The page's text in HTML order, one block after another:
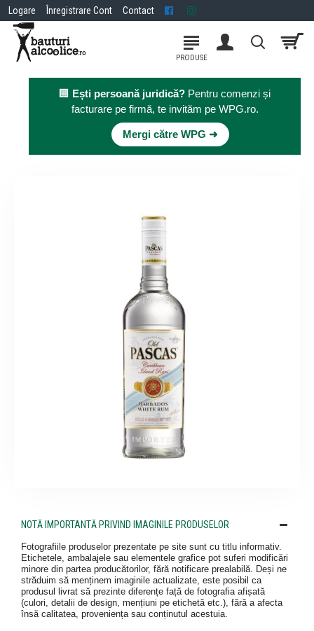
Logare Înregistrare Cont Contact
🏢 Ești persoană juridică? Pentru comenzi și
facturare pe firmă, te invităm pe WPG.ro.
Mergi către WPG ➜
NOTĂ IMPORTANTĂ PRIVIND IMAGINILE PRODUSELOR
Fotografiile produselor prezentate pe site sunt cu titlu informativ.
Etichetele, ambalajele sau elementele grafice pot suferi modificări
minore din partea producătorilor, fără notificare prealabilă. Deși ne
străduim să menținem imaginile actualizate, este posibil ca
produsul livrat să prezinte diferențe față de fotografia afișată
(culori, detalii de design, mențiuni pe etichetă etc.), fără a afecta
însă calitatea, proveniența sau conținutul acestuia.